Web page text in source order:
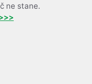
ne stane.